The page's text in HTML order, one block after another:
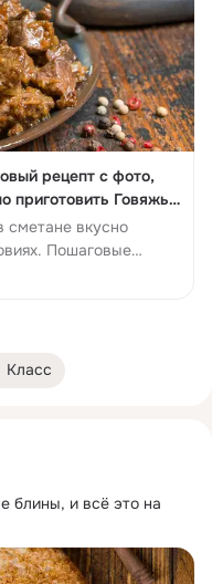
рецепт с фото,
приготовить Говяжья
сметане вкусно
Пошаговые
Класс
блины, и всё это на